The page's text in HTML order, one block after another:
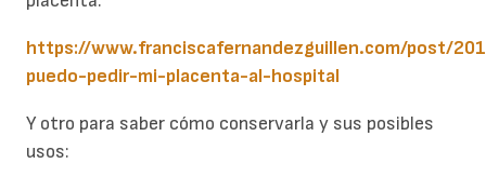
https://www.franciscafernandezguillen.com/post/
puedo-pedir-mi-placenta-al-hospital
Y otro para saber cómo conservarla y sus posibles
usos: